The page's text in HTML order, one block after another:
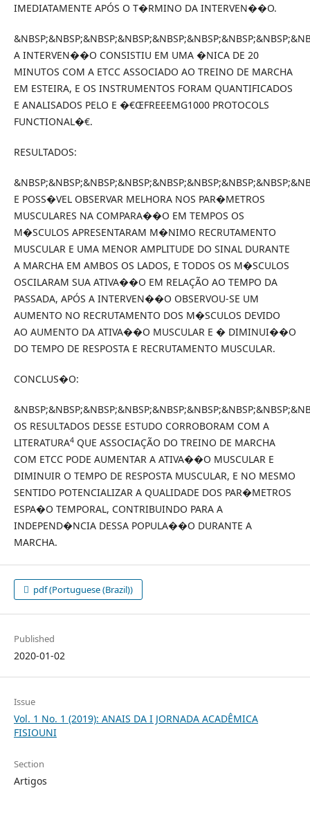
IMEDIATAMENTE APÓS O T�RMINO DA INTERVEN��O.
A INTERVEN��O CONSISTIU EM UMA �NICA DE 20
MINUTOS COM A ETCC ASSOCIADO AO TREINO DE MARCHA
EM ESTEIRA, E OS INSTRUMENTOS FORAM QUANTIFICADOS
E ANALISADOS PELO E �€ŒFREEEMG1000 PROTOCOLS
FUNCTIONAL�€.
RESULTADOS:
E POSS�VEL OBSERVAR MELHORA NOS PAR�METROS
MUSCULARES NA COMPARA��O EM TEMPOS OS
M�SCULOS APRESENTARAM M�NIMO RECRUTAMENTO
MUSCULAR E UMA MENOR AMPLITUDE DO SINAL DURANTE
A MARCHA EM AMBOS OS LADOS, E TODOS OS M�SCULOS
OSCILARAM SUA ATIVA��O EM RELAÇÃO AO TEMPO DA
PASSADA, APÓS A INTERVEN��O OBSERVOU-SE UM
AUMENTO NO RECRUTAMENTO DOS M�SCULOS DEVIDO
AO AUMENTO DA ATIVA��O MUSCULAR E � DIMINUI��O
DO TEMPO DE RESPOSTA E RECRUTAMENTO MUSCULAR.
CONCLUS�O:
OS RESULTADOS DESSE ESTUDO CORROBORAM COM A
LITERATURA4QUE ASSOCIAÇÃO DO TREINO DE MARCHA
COM ETCC PODE AUMENTAR A ATIVA��O MUSCULAR E
DIMINUIR O TEMPO DE RESPOSTA MUSCULAR, E NO MESMO
SENTIDO POTENCIALIZAR A QUALIDADE DOS PAR�METROS
ESPA�O TEMPORAL, CONTRIBUINDO PARA A
INDEPEND�NCIA DESSA POPULA��O DURANTE A
MARCHA.
pdf (Portuguese (Brazil))
Published
2020-01-02
Issue
Vol. 1 No. 1 (2019): ANAIS DA I JORNADA ACADÊMICA
FISIOUNI
Section
Artigos